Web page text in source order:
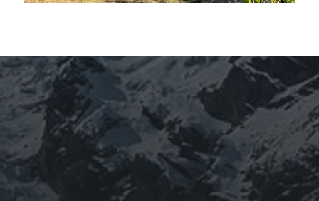
ARCHIVES
mars 2026
février 2026
décembre 2025